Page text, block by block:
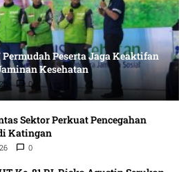
Peserta Jaga Keaktifan
Kesehatan
0
Sektor Perkuat Pencegahan
Katingan
0